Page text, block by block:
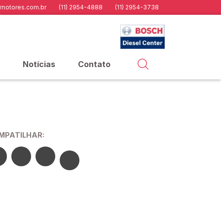
(11) 2954-4888 (11) 2954-3738
Notícias Contato